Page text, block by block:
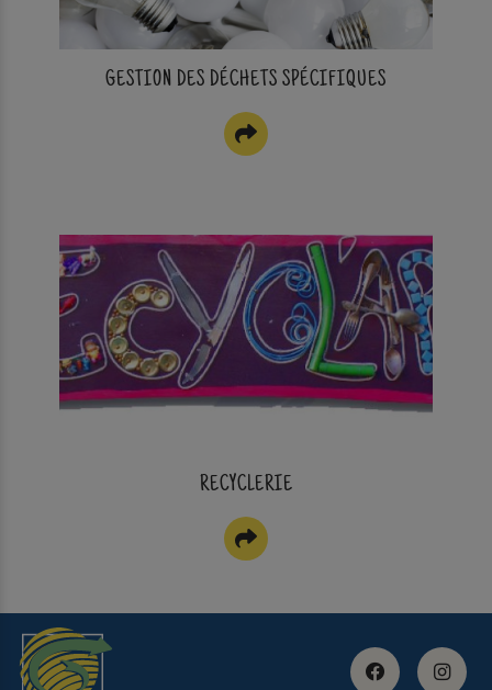
GESTION DES DÉCHETS SPÉCIFIQUES
RECYCLERIE